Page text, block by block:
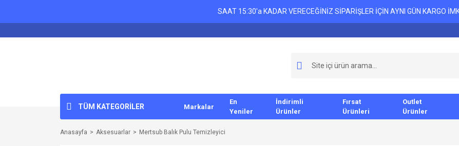
SAAT 15:30'a KADAR VERECEĞİNİZ SİPARİŞLER İÇİN AYNI GÜN KARGO
TÜM KATEGORİLER Markalar
En
Yeniler
İndirimli
Ürünler
Fırsat
Ürünleri
Outlet
Ürünler
Anasayfa Aksesuarlar Mertsub Balık Pulu Temizleyici